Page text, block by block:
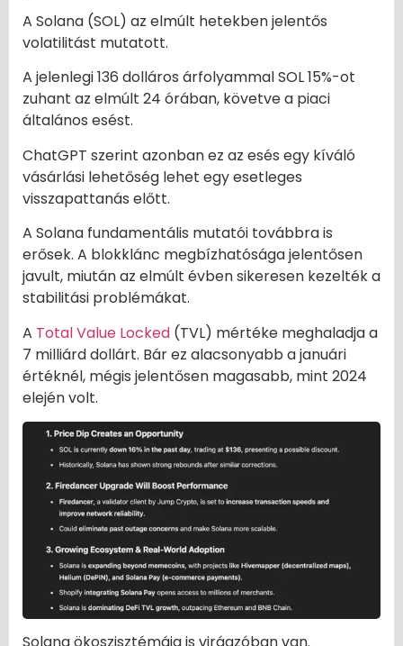
A Solana (SOL) az elmúlt hetekben jelentős
volatilitást mutatott.
A jelenlegi 136 dolláros árfolyammal SOL 15%-ot
zuhant az elmúlt 24 órában, követve a piaci
általános esést.
ChatGPT szerint azonban ez az esés egy kíváló
vásárlási lehetőség lehet egy esetleges
visszapattanás előtt.
A Solana fundamentális mutatói továbbra is
erősek. A blokklánc megbízhatósága jelentősen
javult, miután az elmúlt évben sikeresen kezelték a
stabilitási problémákat.
A Total Value Locked (TVL) mértéke meghaladja a
7 milliárd dollárt. Bár ez alacsonyabb a januári
értéknél, mégis jelentősen magasabb, mint 2024
elején volt.